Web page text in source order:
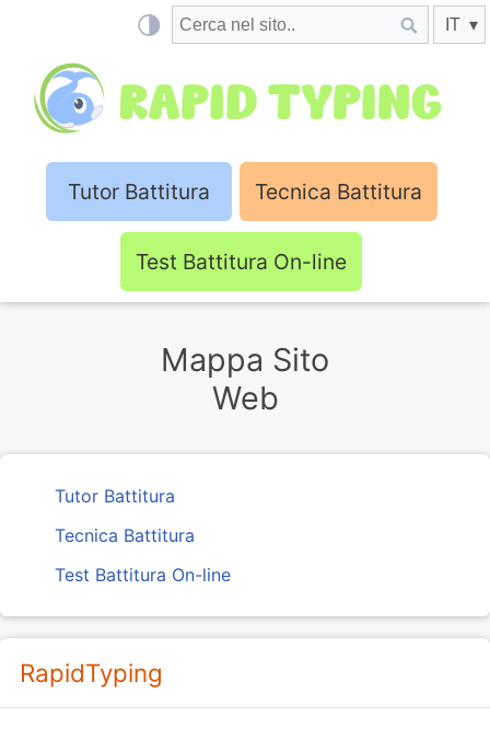
Tutor Battitura Tecnica Battitura
Test Battitura On-line
Mappa Sito
Web
Tutor Battitura
Tecnica Battitura
Test Battitura On-line
RapidTyping